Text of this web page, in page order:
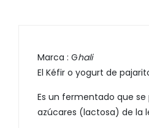
Marca : Ghali
El Kéfir o yogurt de
Es un fermentado que
azúcares (lactosa) de la